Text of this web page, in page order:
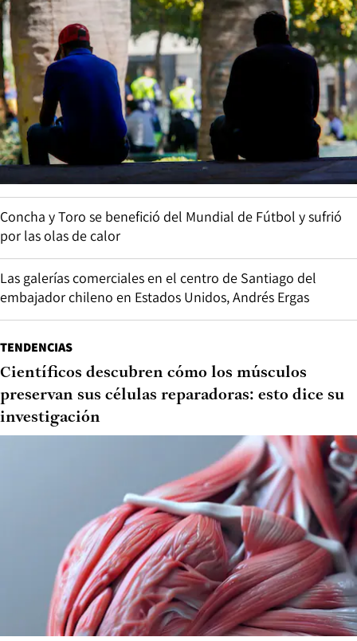
Concha y Toro se benefició del Mundial de Fútbol y sufrió
por las olas de calor
Las galerías comerciales en el centro de Santiago del
embajador chileno en Estados Unidos, Andrés Ergas
TENDENCIAS
Científicos descubren cómo los músculos
preservan sus células reparadoras: esto dice su
investigación